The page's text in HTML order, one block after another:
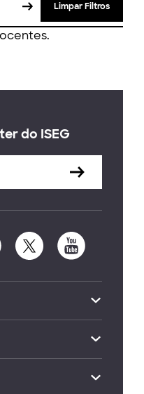
Limpar Filtros
do ISEG